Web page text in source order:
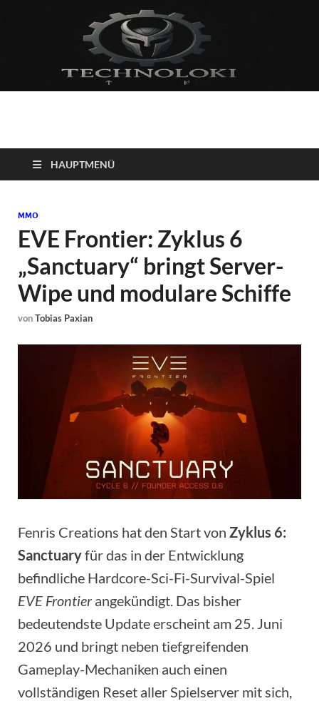
Technoloki: Gaming
und Entertainment
News
Blockbuster, Indie-Perlen und Retro-Klassiker.
HAUPTMENÜ
MMO
EVE Frontier: Zyklus 6
„Sanctuary“ bringt Server-
Wipe und modulare Schiffe
vonTobias Paxian
Fenris Creations hat den Start von Zyklus 6:
Sanctuaryfür das in der Entwicklung
befindliche Hardcore-Sci-Fi-Survival-Spiel
EVE Frontierangekündigt. Das bisher
bedeutendste Update erscheint am 25. Juni
2026 und bringt neben tiefgreifenden
Gameplay-Mechaniken auch einen
vollständigen Reset aller Spielserver mit sich,